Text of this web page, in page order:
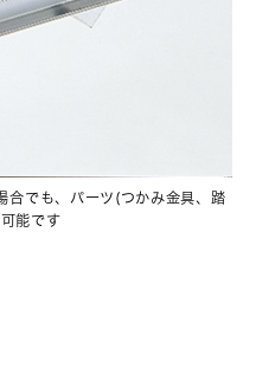
合でも、パーツ(つかみ金具、踏
能です